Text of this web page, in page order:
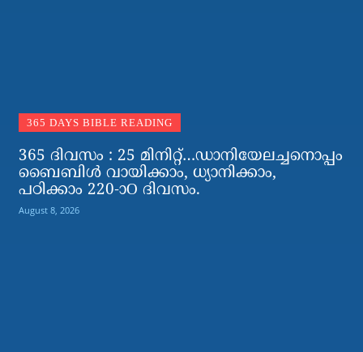
365 DAYS BIBLE READING
365 ദിവസം : 25 മിനിറ്റ്…ഡാനിയേലച്ചനൊപ്പം
ബൈബിൾ വായിക്കാം, ധ്യാനിക്കാം,
പഠിക്കാം 220-ാO ദിവസം.
August 8, 2026